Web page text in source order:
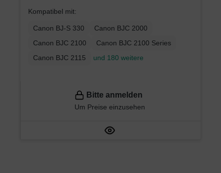
Kompatibel mit:
Canon BJ-S 330
Canon BJC 2000
Canon BJC 2100
Canon BJC 2100 Series
Canon BJC 2115
und 180 weitere
Bitte anmelden
Um Preise einzusehen